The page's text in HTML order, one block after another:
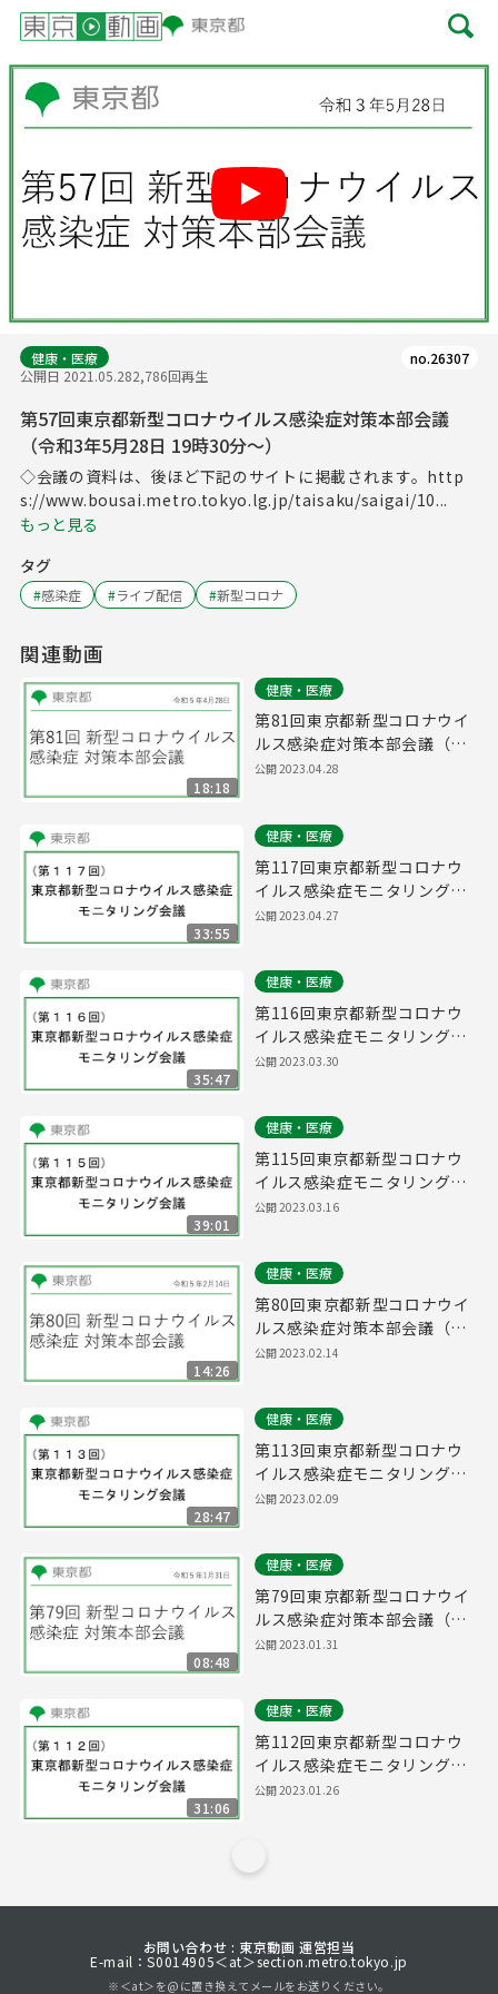
Play
健康・医療
公開日 2021.05.282,786回再生
no.26307
第57回東京都新型コロナウイルス感染症対策本部会議
（令和3年5月28日 19時30分～）
◇会議の資料は、後ほど下記のサイトに掲載されます。http
s://www.bousai.metro.tokyo.lg.jp/taisaku/saigai/10...
もっと見る
タグ
#感染症 #ライブ配信 #新型コロナ
関連動画
18:18
健康・医療
第81回東京都新型コロナウイ
ルス感染症対策本部会議（令
和5年4月28日 17時00分～）
公開2023.04.28
33:55
健康・医療
第117回東京都新型コロナウ
イルス感染症モニタリング会
議(令和5年4月28日11時00分
公開2023.04.27
35:47
健康・医療
第116回東京都新型コロナウ
イルス感染症モニタリング会
議(令和5年3月30日13時00分
公開2023.03.30
39:01
健康・医療
第115回東京都新型コロナウ
イルス感染症モニタリング会
議(令和5年3月16日14時45分
公開2023.03.16
14:26
健康・医療
第80回東京都新型コロナウイ
ルス感染症対策本部会議（令
和5年2月14日 16時45分～）
公開2023.02.14
28:47
健康・医療
第113回東京都新型コロナウ
イルス感染症モニタリング会
議(令和5年2月9日17時15分
公開2023.02.09
08:48
健康・医療
第79回東京都新型コロナウイ
ルス感染症対策本部会議（令
和5年1月31日 16時15分～）
公開2023.01.31
31:06
健康・医療
第112回東京都新型コロナウ
イルス感染症モニタリング会
議(令和5年1月26日16時15分
公開2023.01.26
お問い合わせ : 東京動画 運営担当
E-mail：S0014905＜at＞section.metro.tokyo.jp
※＜at＞を@に置き換えてメールをお送りください。